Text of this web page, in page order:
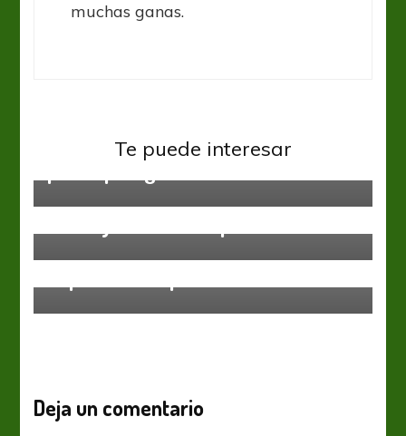
muchas ganas.
Te puede interesar
Arsenal fue multado y advertido
Deja un comentario